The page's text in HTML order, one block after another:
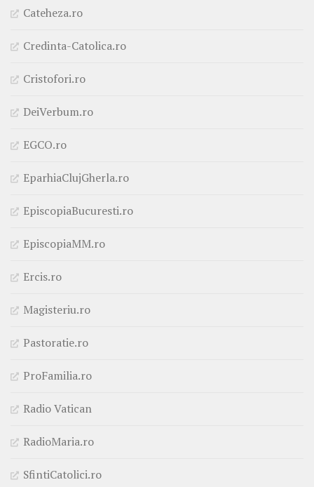
Cateheza.ro
Credinta-Catolica.ro
Cristofori.ro
DeiVerbum.ro
EGCO.ro
EparhiaClujGherla.ro
EpiscopiaBucuresti.ro
EpiscopiaMM.ro
Ercis.ro
Magisteriu.ro
Pastoratie.ro
ProFamilia.ro
Radio Vatican
RadioMaria.ro
SfintiCatolici.ro